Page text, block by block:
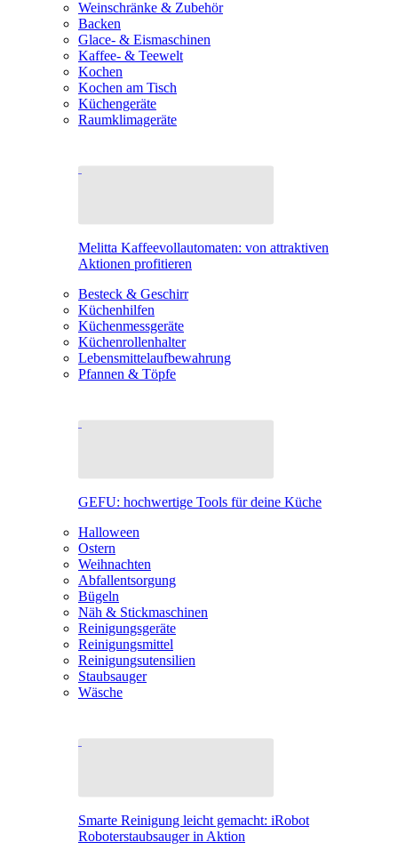
Weinschränke & Zubehör
Backen
Glace- & Eismaschinen
Kaffee- & Teewelt
Kochen
Kochen am Tisch
Küchengeräte
Raumklimageräte
Melitta Kaffeevollautomaten: von attraktiven
Aktionen profitieren
Besteck & Geschirr
Küchenhilfen
Küchenmessgeräte
Küchenrollenhalter
Lebensmittelaufbewahrung
Pfannen & Töpfe
GEFU: hochwertige Tools für deine Küche
Halloween
Ostern
Weihnachten
Abfallentsorgung
Bügeln
Näh & Stickmaschinen
Reinigungsgeräte
Reinigungsmittel
Reinigungsutensilien
Staubsauger
Wäsche
Smarte Reinigung leicht gemacht: iRobot
Roboterstaubsauger in Aktion